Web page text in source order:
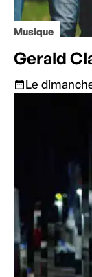
Musique
Gerald
Le